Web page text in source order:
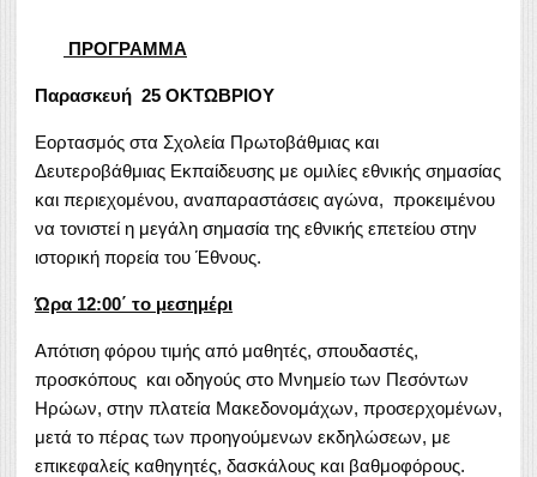
ΠΡΟΓΡΑΜΜΑ
Παρασκευή 25 ΟΚΤΩΒΡΙΟΥ
Εορτασμός στα Σχολεία Πρωτοβάθμιας και
Δευτεροβάθμιας Εκπαίδευσης με ομιλίες εθνικής σημασίας
και περιεχομένου, αναπαραστάσεις αγώνα, προκειμένου
να τονιστεί η μεγάλη σημασία της εθνικής επετείου στην
ιστορική πορεία του Έθνους.
Ώρα 12:00΄ το μεσημέρι
Απότιση φόρου τιμής από μαθητές, σπουδαστές,
προσκόπους και οδηγούς στο Μνημείο των Πεσόντων
Ηρώων, στην πλατεία Μακεδονομάχων, προσερχομένων,
μετά το πέρας των προηγούμενων εκδηλώσεων, με
επικεφαλείς καθηγητές, δασκάλους και βαθμοφόρους.